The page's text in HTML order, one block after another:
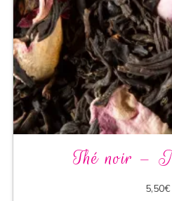
Thé noir –
5,50€